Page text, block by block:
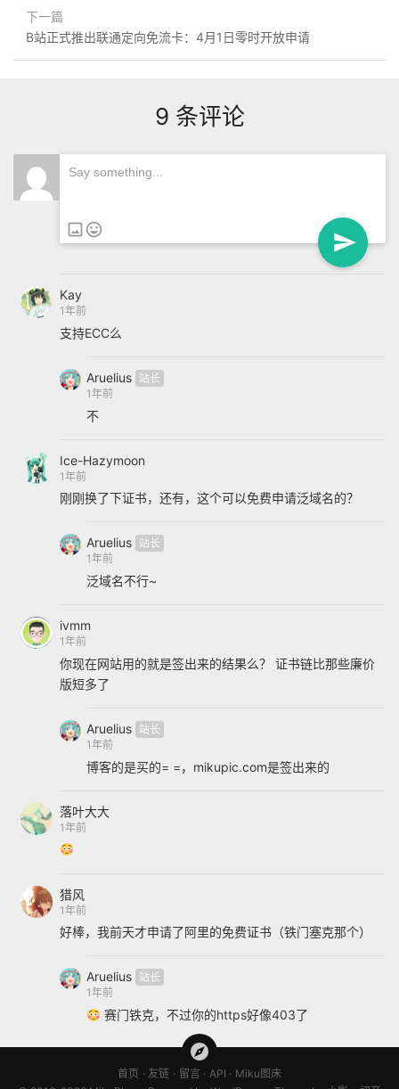
下一篇
B站正式推出联通定向免流卡：4月1日零时开放申请
9 条评论

Kay
1年前
支持ECC么
Aruelius
1年前
不
Ice-Hazymoon
1年前
刚刚换了下证书，还有，这个可以免费申请泛域名的？
Aruelius
1年前
泛域名不行~
ivmm
1年前
你现在网站用的就是签出来的结果么？ 证书链比那些廉价
版短多了
Aruelius
1年前
博客的是买的= =，mikupic.com是签出来的
落叶大大
1年前
猎风
1年前
好棒，我前天才申请了阿里的免费证书（铁门塞克那个）
Aruelius
1年前
赛门铁克，不过你的https好像403了
首页 友链 留言 API
Miku图床